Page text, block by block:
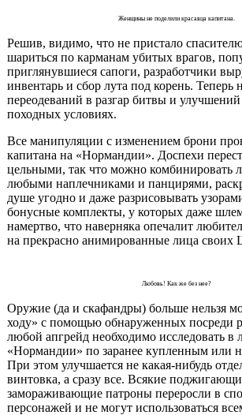
Женщины не поделили красавца капитана.
Решив, видимо, что не пристало
шариться по карманам убитых врагов,
приглянувшиеся сапоги, разработчики
инвентарь и сбор лута под корень. Теперь
переодеваний в разгар битвы и
походных условиях.
Все манипуляции с изменением брони
капитана на «Нормандии». Доспехи
цельными, так что можно комбинировать
любыми наплечниками и панцирями,
душе угодно и даже разрисовывать
бонусные комплекты, у которых даже
намертво, что наверняка опечалит
на прекрасно анимированные лица своих
Любовь! Как же без нее?
Оружие (да и скафандры) больше нельзя
ходу» с помощью обнаруженных посреди
любой апгрейд необходимо исследовать в
«Нормандии» по заранее купленным или
При этом улучшается не какая-нибудь
винтовка, а сразу все. Всякие
замораживающие патроны переросли в
персонажей и не могут использоваться